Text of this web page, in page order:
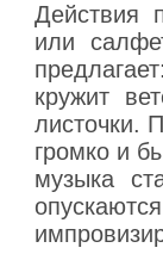
Действия
или
кружит
листочки.
громко и
музыка